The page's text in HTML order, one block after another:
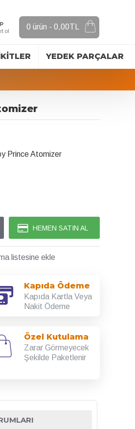
ol
0 ürün - 0,00TL
YEDEK PARÇALAR
Prince Atomizer
HEMEN SATIN AL
listesine ekle
Kapıda Ödeme
Kapıda Kartla Veya
Nakit Ödeme
Özel Kutulama
Zarar Görmeyecek
Şekilde Paketlenir